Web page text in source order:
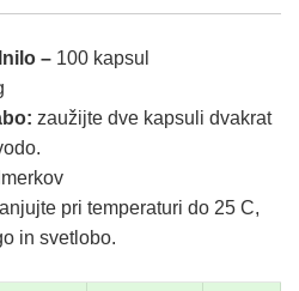
–100 kapsul
zaužijte dve kapsuli dvakrat
pri temperaturi do 25 C,
in svetlobo.